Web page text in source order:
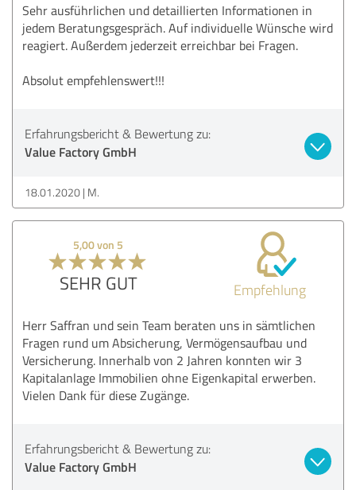
Sehr ausführlichen und detaillierten Informationen in
jedem Beratungsgespräch. Auf individuelle Wünsche wird
reagiert. Außerdem jederzeit erreichbar bei Fragen.
Absolut empfehlenswert!!!
Erfahrungsbericht & Bewertung zu:
Value Factory GmbH
18.01.2020 M.
5,00 von 5
SEHR GUT Empfehlung
Herr Saffran und sein Team beraten uns in sämtlichen
Fragen rund um Absicherung, Vermögensaufbau und
Versicherung. Innerhalb von 2 Jahren konnten wir 3
Kapitalanlage Immobilien ohne Eigenkapital erwerben.
Vielen Dank für diese Zugänge.
Erfahrungsbericht & Bewertung zu:
Value Factory GmbH